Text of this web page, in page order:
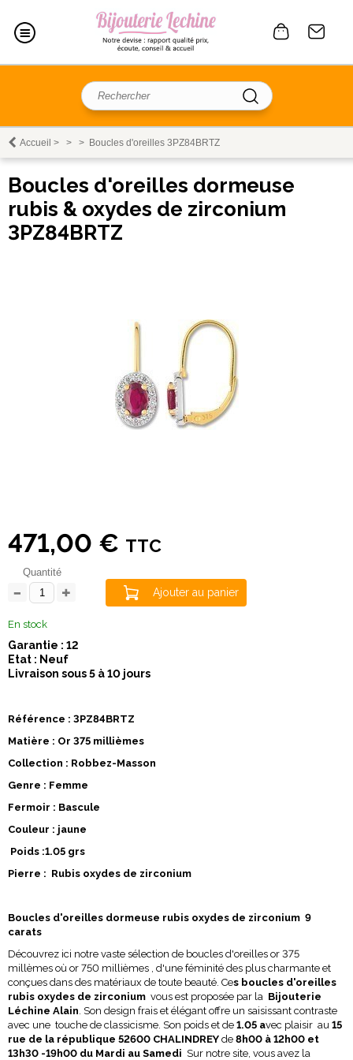
Accueil > > > Boucles d'oreilles 3PZ84BRTZ
Boucles d'oreilles dormeuse
rubis & oxydes de zirconium
3PZ84BRTZ
471,00 € TTC
Quantité
Ajouter au panier
En stock
Garantie : 12
Etat : Neuf
Livraison sous 5 à 10 jours
Référence : 3PZ84BRTZ
Matière : Or 375 millièmes
Collection : Robbez-Masson
Genre : Femme
Fermoir : Bascule
Couleur : jaune
Poids :1.05 grs
Pierre : Rubis oxydes de zirconium
Boucles d'oreilles dormeuse rubis oxydes de zirconium 9
carats
Découvrez ici notre vaste sélection de boucles d'oreilles or 375
millèmes où or 750 millièmes , d'une féminité des plus charmante et
conçues dans des matériaux de toute beauté. Ces boucles d'oreilles
rubis oxydes de zirconium vous est proposée par la Bijouterie
Léchine Alain . Son design frais et élégant offre un saisissant contraste
avec une touche de classicisme. Son poids et de 1.05 avec plaisir au 15
rue de la république 52600 CHALINDREY de 8h00 à 12h00 et
13h30 -19h00 du Mardi au Samedi Sur notre site, vous avez la